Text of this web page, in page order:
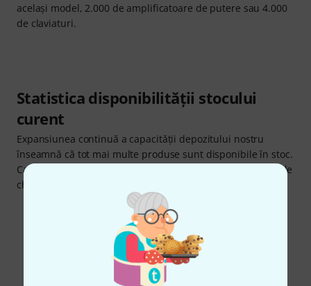
același model, 2.000 de amplificatoare de putere sau 4.000
de claviaturi.
Statistica disponibilității stocului
curent
Expansiunea continuă a capacității depozitului nostru
înseamnă că tot mai multe produse sunt disponibile în stoc.
Ca și consecință, 94% din articolele noastre sunt disponibile
chiar acum fără întârzieri.